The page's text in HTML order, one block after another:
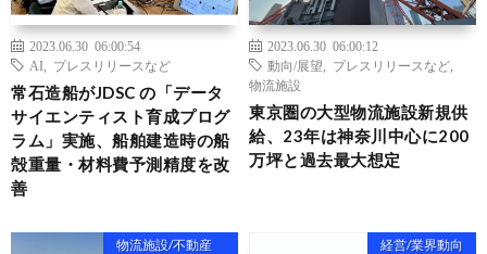
2023.06.30 06:00:54
AI
プレスリリースなど
常⽯造船がJDSC の「データ
サイエンティスト育成プログ
ラム」実施、船舶建造時の船
殻重量・材料費予測精度を改
善
2023.06.30 06:00:12
動向/展望
プレスリリースなど
物流施設
東京圏の大型物流施設新規供
給、23年は神奈川中心に200
万坪と過去最大想定
物流施設/不動産
経営/業界動向